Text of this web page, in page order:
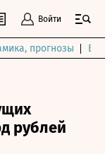
Войти
прогнозы
рублей